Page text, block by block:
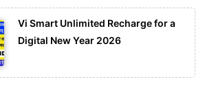
Vi Smart Unlimited Recharge for a
Digital New Year 2026